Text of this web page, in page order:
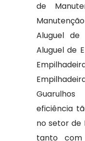
de
Aluguel de
Aluguel de
eficiência
no setor de
tanto com